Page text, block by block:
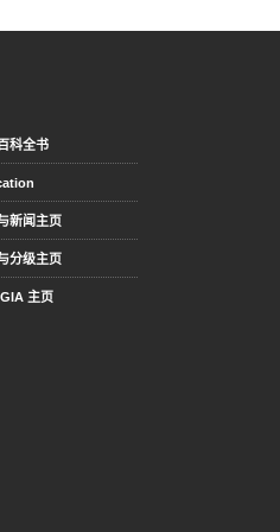
科全书
新闻主页
分级主页
主页